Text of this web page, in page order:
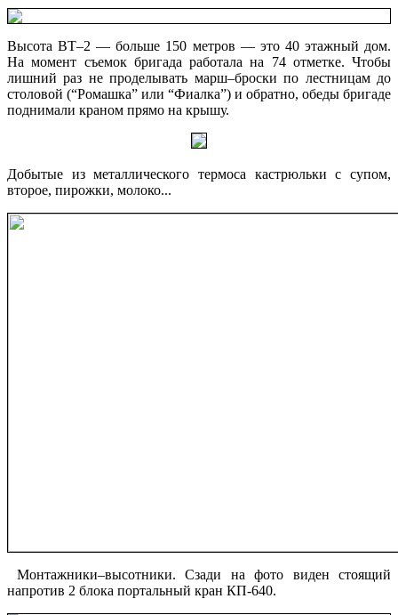
Высота ВТ–2 — больше 150 метров — это 40 этажный дом.
На момент съемок бригада работала на 74 отметке. Чтобы
лишний раз не проделывать марш–броски по лестницам до
столовой (“Ромашка” или “Фиалка”) и обратно, обеды бригаде
поднимали краном прямо на крышу.
Добытые из металлического термоса кастрюльки с супом,
второе, пирожки, молоко...
Монтажники–высотники. Сзади на фото виден стоящий
напротив 2 блока портальный кран КП-640.